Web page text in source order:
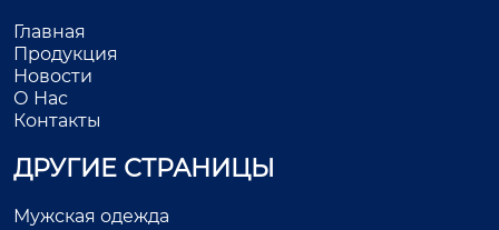
Главная
Продукция
Новости
О Нас
Контакты
ДРУГИЕ СТРАНИЦЫ
Мужская одежда